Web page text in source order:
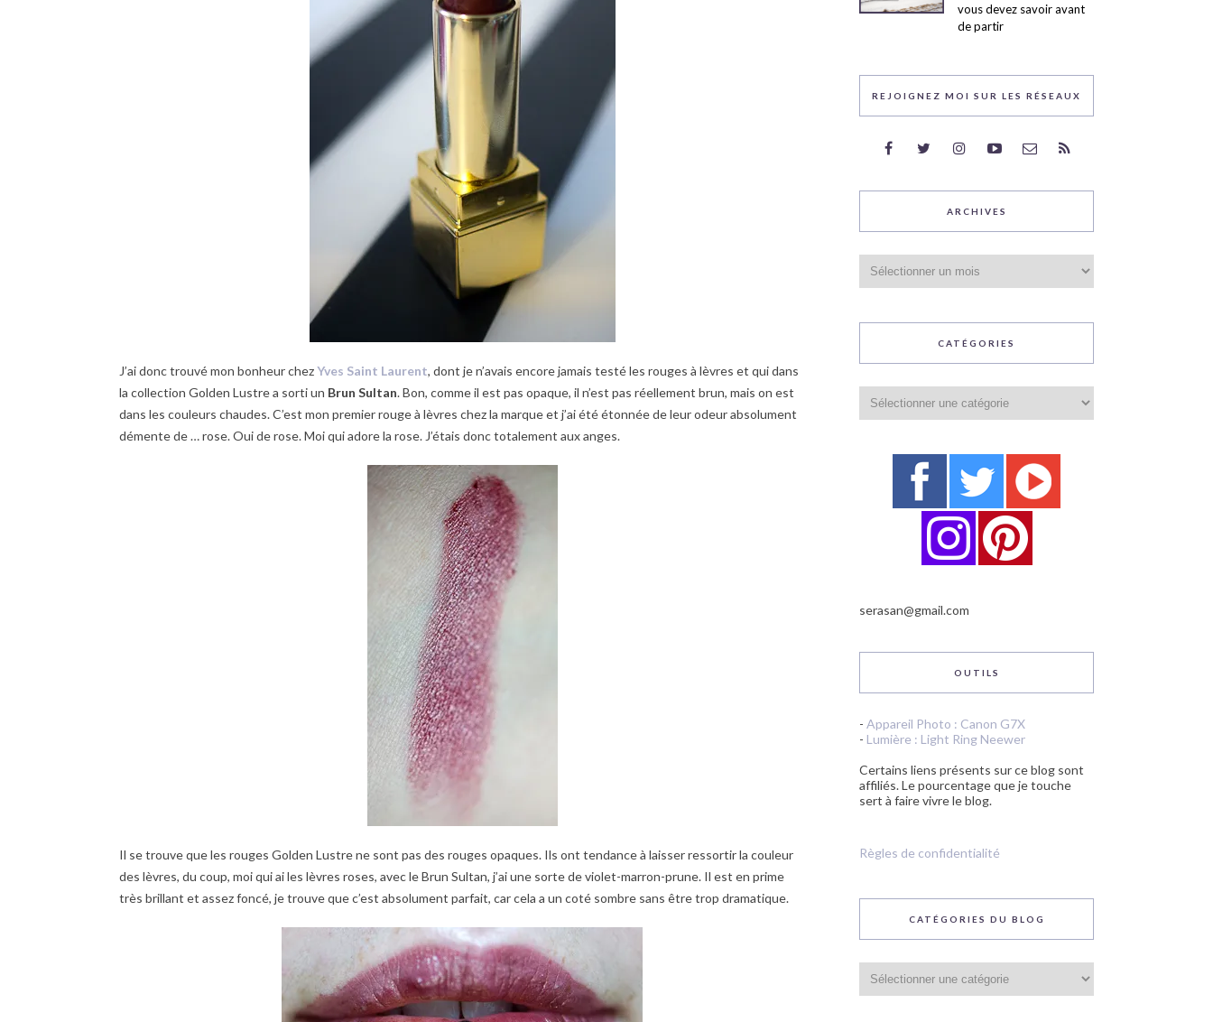
J’ai donc trouvé mon bonheur chezYves Saint Laurent, dont je n’avais encore jamais testé les rouges à lèvres et qui dans
la collection Golden Lustre a sorti un Brun Sultan. Bon, comme il est pas opaque, il n’est pas réellement brun, mais on est
dans les couleurs chaudes. C’est mon premier rouge à lèvres chez la marque et j’ai été étonnée de leur odeur absolument
démente de … rose. Oui de rose. Moi qui adore la rose. J’étais donc totalement aux anges.
Il se trouve que les rouges Golden Lustre ne sont pas des rouges opaques. Ils ont tendance à laisser ressortir la couleur
des lèvres, du coup, moi qui ai les lèvres roses, avec le Brun Sultan, j’ai une sorte de violet-marron-prune. Il est en prime
très brillant et assez foncé, je trouve que c’est absolument parfait, car cela a un coté sombre sans être trop dramatique.
vous devez savoir avant
de partir
REJOIGNEZ MOI SUR LES RÉSEAUX
ARCHIVES
CATÉGORIES
serasan@gmail.com
OUTILS
- Appareil Photo : Canon G7X
- Lumière : Light Ring Neewer
Certains liens présents sur ce blog sont
affiliés. Le pourcentage que je touche
sert à faire vivre le blog.
Règles de confidentialité
CATÉGORIES DU BLOG
du
blog